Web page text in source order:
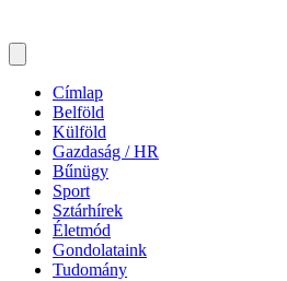
Címlap
Belföld
Külföld
Gazdaság / HR
Bűnügy
Sport
Sztárhírek
Életmód
Gondolataink
Tudomány